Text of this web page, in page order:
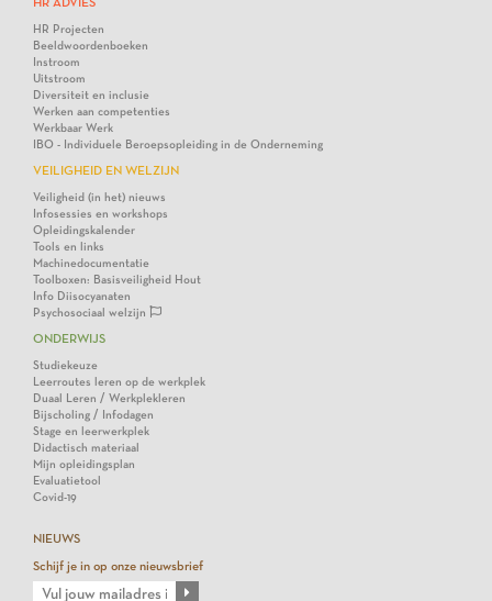
HR Projecten
Beeldwoordenboeken
Instroom
Uitstroom
Diversiteit en inclusie
Werken aan competenties
Werkbaar Werk
IBO - Individuele Beroepsopleiding in de Onderneming
VEILIGHEID EN WELZIJN
Veiligheid (in het) nieuws
Infosessies en workshops
Opleidingskalender
Tools en links
Machinedocumentatie
Toolboxen: Basisveiligheid Hout
Info Diisocyanaten
Psychosociaal welzijn
ONDERWIJS
Studiekeuze
Leerroutes leren op de werkplek
Duaal Leren / Werkplekleren
Bijscholing / Infodagen
Stage en leerwerkplek
Didactisch materiaal
Mijn opleidingsplan
Evaluatietool
Covid-19
NIEUWS
Schijf je in op onze nieuwsbrief